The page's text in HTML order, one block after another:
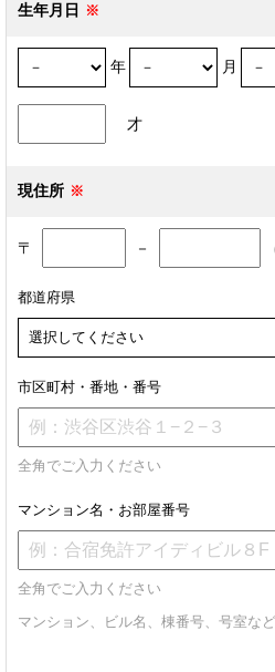
生年月日
年 月
才
現住所
〒 －
都道府県
市区町村・番地・番号
全角でご入力ください
マンション名・お部屋番号
全角でご入力ください
マンション、ビル名、棟番号、号室な